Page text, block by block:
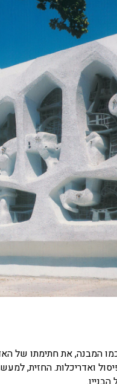
ואדריכלות. החזית,